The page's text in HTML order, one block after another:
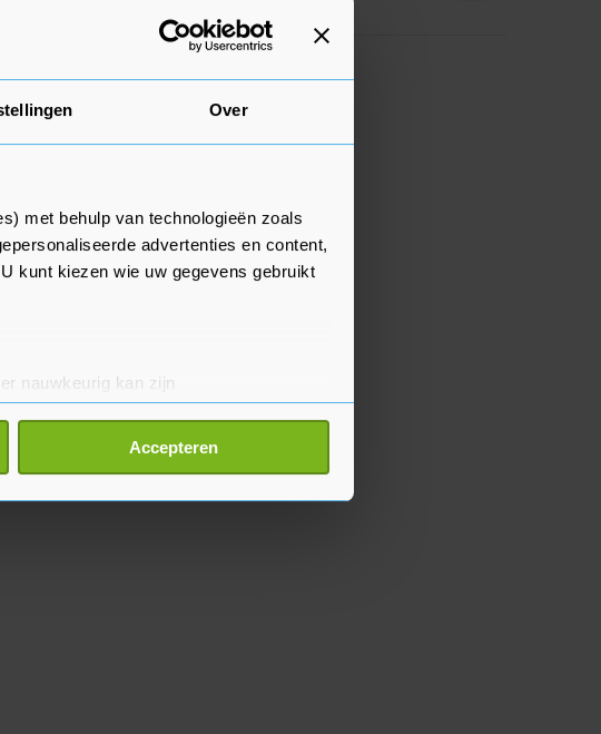
Over
met behulp van technologieën zoals
advertenties en content,
kunt kiezen wie uw gegevens gebruikt
nauwkeurig kan zijn
(fingerprinting)
in het
detailgedeelte
Accepteren